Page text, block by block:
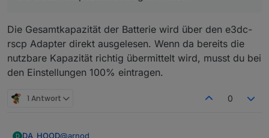
Die Gesamtkapazität der Batterie wird über den e3dc-
rscp Adapter direkt ausgelesen. Wenn da bereits die
nutzbare Kapazität richtig übermittelt wird, musst du bei
den Einstellungen 100% eintragen.
1 Antwort 0
D DA_HOOD@arnod